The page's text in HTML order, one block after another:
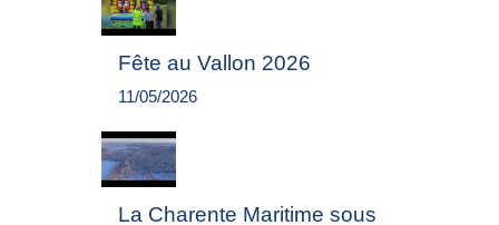
Fête au Vallon 2026
11/05/2026
La Charente Maritime sous